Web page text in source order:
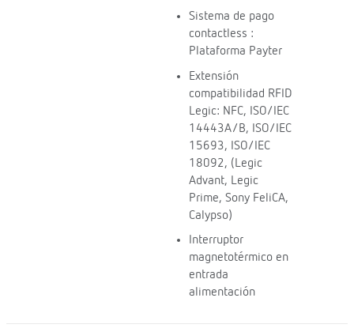
Sistema de pago
contactless :
Plataforma Payter
Extensión
compatibilidad RFID
Legic: NFC, ISO/IEC
14443A/B, ISO/IEC
15693, ISO/IEC
18092, (Legic
Advant, Legic
Prime, Sony FeliCA,
Calypso)
Interruptor
magnetotérmico en
entrada
alimentación